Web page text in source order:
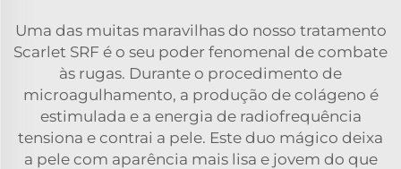
Uma das muitas maravilhas do nosso tratamento
Scarlet SRF é o seu poder fenomenal de combate
às rugas. Durante o procedimento de
microagulhamento, a produção de colágeno é
estimulada e a energia de radiofrequência
tensiona e contrai a pele. Este duo mágico deixa
a pele com aparência mais lisa e jovem do que